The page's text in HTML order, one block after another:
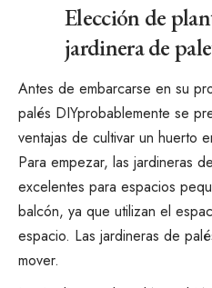
Elección de
jardinera de
Antes de embarcarse en su
palés DIYprobablemente se
ventajas de cultivar un huerto
Para empezar, las jardineras
excelentes para espacios
balcón, ya que utilizan el
espacio. Las jardineras de
mover.